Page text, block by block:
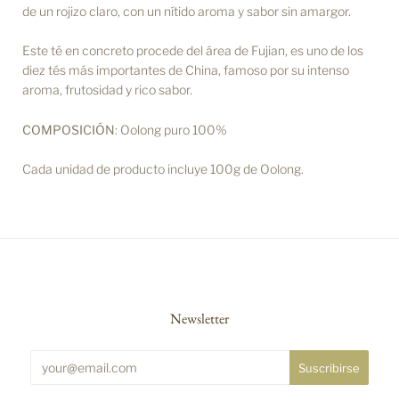
de un rojizo claro, con un nítido aroma y sabor sin amargor.
Este té en concreto procede del área de Fujian, es uno de los
diez tés más importantes de China, famoso por su intenso
aroma, frutosidad y rico sabor.
COMPOSICIÓN: Oolong puro 100%
Cada unidad de producto incluye 100g de Oolong.
Newsletter